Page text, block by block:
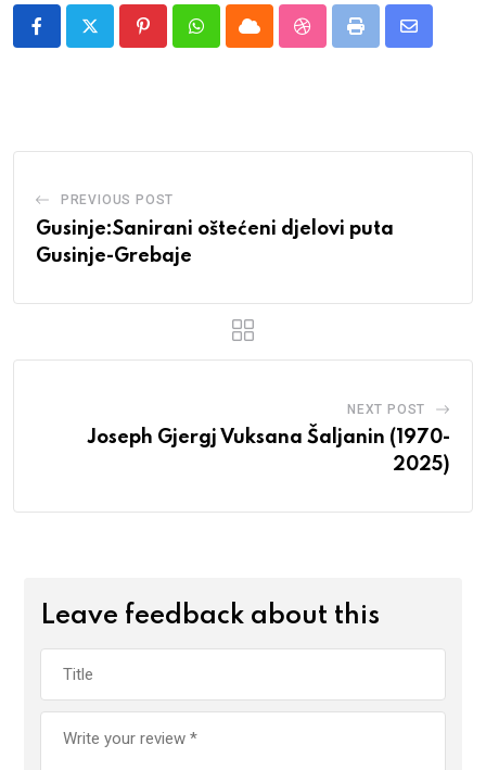
PinterestWhatsappCloud StumbleUpon
Print
Share
PREVIOUS POST
Gusinje:Sanirani oštećeni djelovi puta
Gusinje-Grebaje
NEXT POST
Joseph Gjergj Vuksana Šaljanin (1970-
2025)
Leave feedback about this